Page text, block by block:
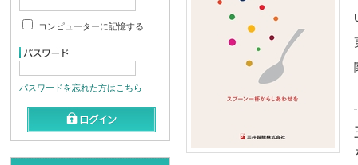
コンピューターに記憶する
パスワードを忘れた方はこちら